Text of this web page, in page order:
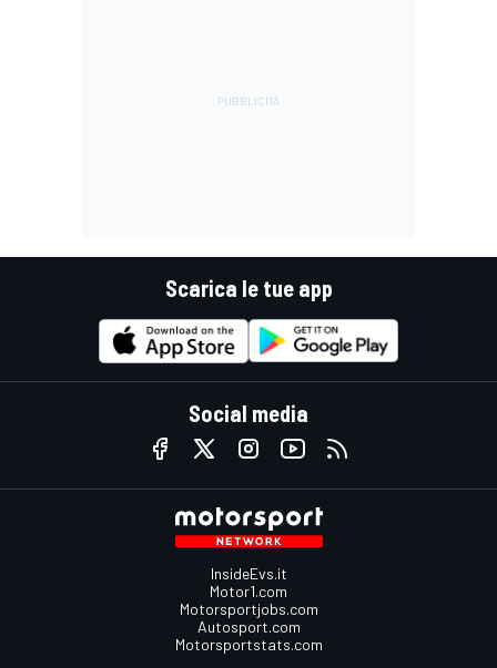
Scarica le tue app
Social media
InsideEvs.it
Motor1.com
Motorsportjobs.com
Autosport.com
Motorsportstats.com